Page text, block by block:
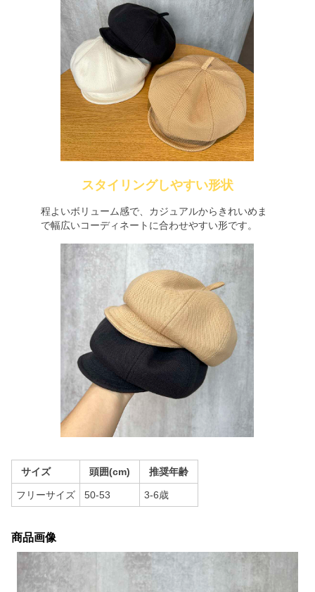
スタイリングしやすい形状
程よいボリューム感で、カジュアルからきれいめま
で幅広いコーディネートに合わせやすい形です。
サイズ 頭囲(cm) 推奨年齢
フリーサイズ 50-53 3-6歳
商品画像